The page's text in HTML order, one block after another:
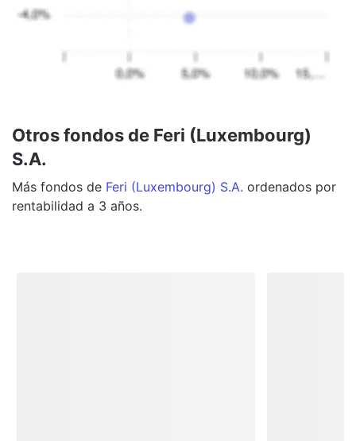
Otros fondos de Feri (Luxembourg)
S.A.
Más fondos de Feri (Luxembourg) S.A. ordenados por
rentabilidad a 3 años.